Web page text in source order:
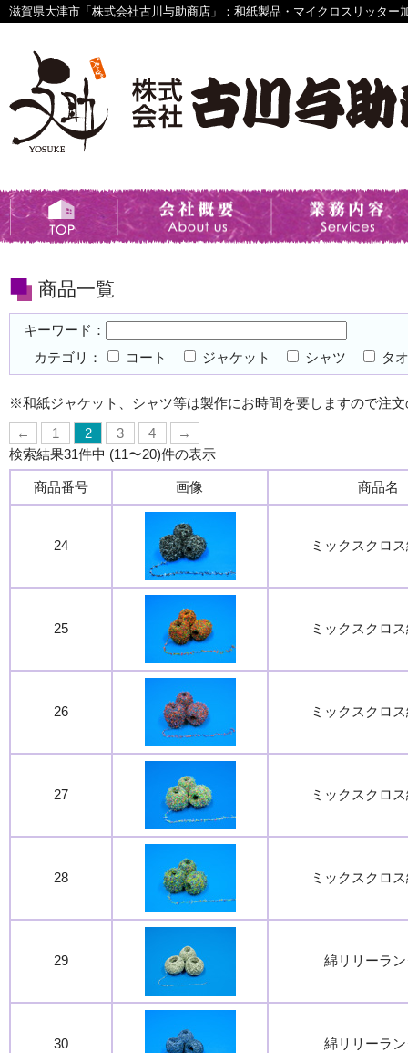
滋賀県大津市「株式会社古川与助商店」：和紙製品・マイクロスリッター
商品一覧
キーワード：
カテゴリ：
コート ジャケット シャツ タ
※和紙ジャケット、シャツ等は製作にお時間を要しますので注
← 1 2 3 4
→
検索結果31件中 (11〜20)件の表示
商品番号 画像 商品名
24 ミックスクロ
25 ミックスクロ
26 ミックスクロ
27 ミックスクロ
28 ミックスクロ
29 綿リリーラ
30 綿リリーラ